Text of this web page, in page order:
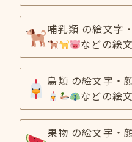
哺乳類 の絵文字
などの絵
鳥類 の絵文字・
などの絵
果物 の絵文字・